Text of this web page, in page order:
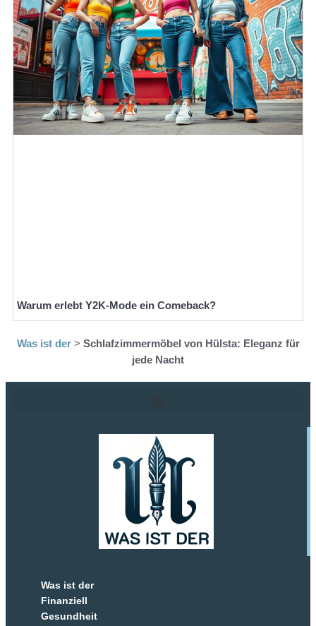
Warum erlebt Y2K-Mode ein Comeback?
Was ist der> Schlafzimmermöbel von Hülsta: Eleganz für
jede Nacht
Was ist der
Finanziell
Gesundheit